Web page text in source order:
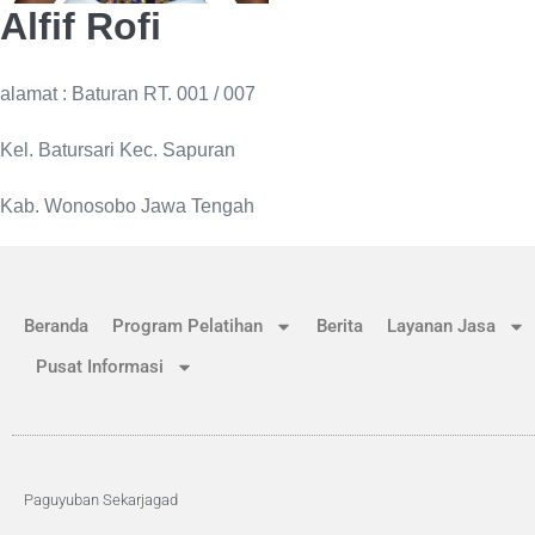
Alfif Rofi
alamat : Baturan RT. 001 / 007
Kel. Batursari Kec. Sapuran
Kab. Wonosobo Jawa Tengah
Beranda Program Pelatihan Berita Layanan Jasa
Pusat Informasi
Paguyuban Sekarjagad